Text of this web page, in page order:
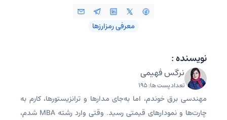
معرفی رمزارزها
نویسنده :
نرگس فهیمی
تعداد پست ها: 195
مهندسی برق خوندم، اما به‌جای مدارها و ترانزیستورها، کارم به
چارت‌ها و نمودارهای قیمتی رسید. وقتی وارد رشته MBA شدم،